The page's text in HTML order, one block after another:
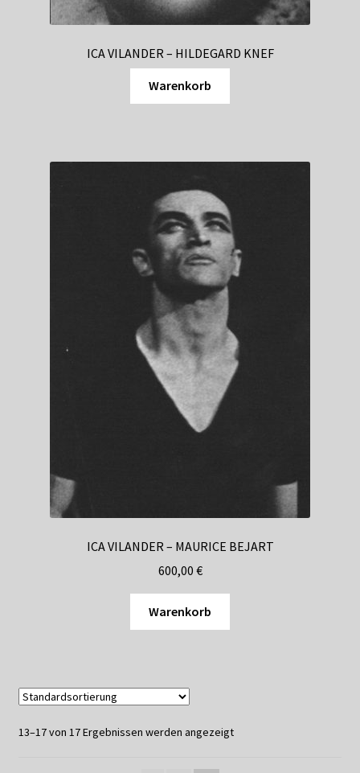
ICA VILANDER – HILDEGARD KNEF
Warenkorb
ICA VILANDER – MAURICE BEJART
600,00 €
Warenkorb
13–17 von 17 Ergebnissen werden angezeigt